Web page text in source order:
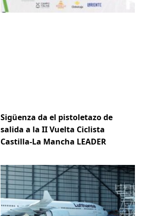
Sigüenza da el pistoletazo de
salida a la II Vuelta Ciclista
Castilla-La Mancha LEADER